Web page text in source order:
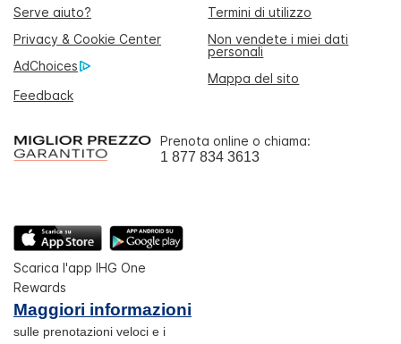
Serve aiuto?
Termini di utilizzo
Privacy & Cookie Center
Non vendete i miei dati
personali
AdChoices
Mappa del sito
Feedback
Prenota online o chiama:
1 877 834 3613
Scarica l'app IHG One
Rewards
Maggiori informazioni
sulle prenotazioni veloci e i